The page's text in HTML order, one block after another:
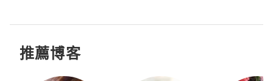
推薦博客